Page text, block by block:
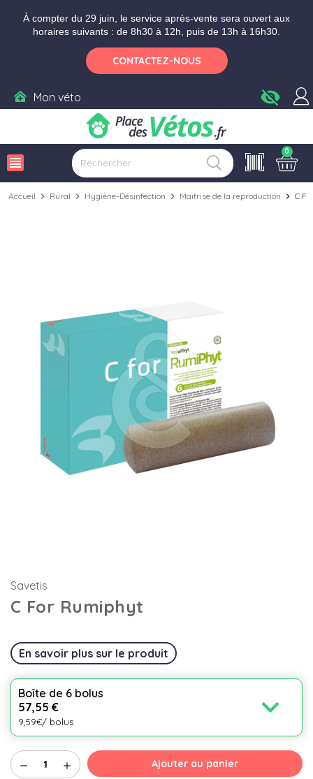
À compter du 29 juin, le service après-vente sera ouvert aux
horaires suivants : de 8h30 à 12h, puis de 13h à 16h30.
CONTACTEZ-NOUS
Mon véto visibility_off
view_headline
0
Accueil chevron_right Rural chevron_right Hygiène-Désinfection chevron_right Maitrise de la reproduction chevron_right C
Savetis
C For Rumiphyt
En savoir plus sur le produit
Boîte de 6 bolus
57,55 €
9,59€/ bolus expand_more
remove add Ajouter au panier